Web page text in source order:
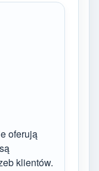
oferują
klientów.